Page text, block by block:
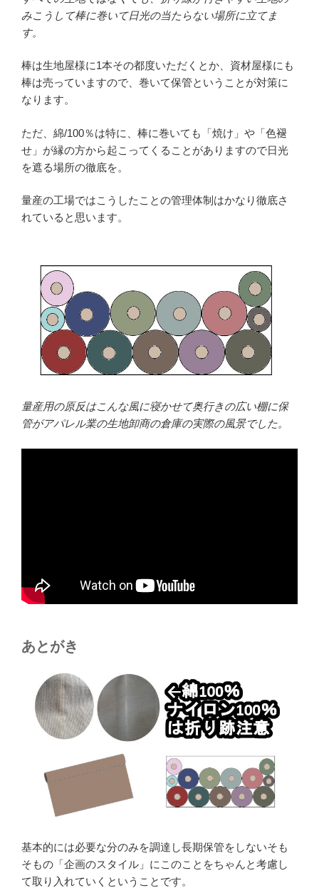
みこうして棒に巻いて日光の当たらない場所に立てま
す。
棒は生地屋様に1本その都度いただくとか、資材屋様にも
棒は売っていますので、巻いて保管ということが対策に
なります。
ただ、綿/100％は特に、棒に巻いても「焼け」や「色褪
せ」が縁の方から起こってくることがありますので日光
を遮る場所の徹底を。
量産の工場ではこうしたことの管理体制はかなり徹底さ
れていると思います。
量産用の原反はこんな風に寝かせて奥行きの広い棚に保
管がアパレル業の生地卸商の倉庫の実際の風景でした。
あとがき
基本的には必要な分のみを調達し長期保管をしないそも
そもの「企画のスタイル」にこのことをちゃんと考慮し
て取り入れていくということです。